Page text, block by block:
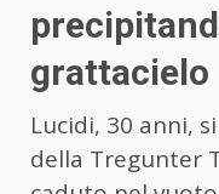
grattacielo
Lucidi, 30 anni,
della Tregunter